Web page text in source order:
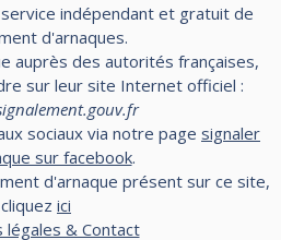
indépendant et gratuit de
d'arnaques.
auprès des autorités françaises,
sur leur site Internet officiel :
sociaux via notre page signaler
sur facebook.
d'arnaque présent sur ce site,
cliquez ici
légales & Contact